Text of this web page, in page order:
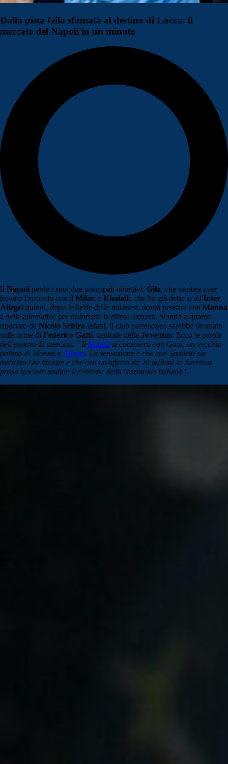
Dalla pista Gila sfumata al destino di Lucca: il
mercato del Napoli in un minuto
Il Napoli perde i suoi due principali obiettivi: Gila, che sembra aver
trovato l'accordo con il Milan e Khalaili, che ha già detto si all'Inter.
Allegri quindi, dopo le beffe delle milanesi, dovrà pensare con Manna
a delle alternative per rinforzare la difesa azzurra. Stando a quanto
riportato da Nicolò Schira infatti, il club partenopeo sarebbe ritornato
sulle orme di Federico Gatti, centrale della Juventus. Ecco le parole
dell'esperto di mercato: " Il Napoli si consolerà con Gatti, un vecchio
pallino di Manna eAllegri. La sensazione è che con Spalletti sia
tutt'altro che titolare e che con un'offerta da 20 milioni la Juventus
possa lasciare andare il centrale della Nazionale italiana".